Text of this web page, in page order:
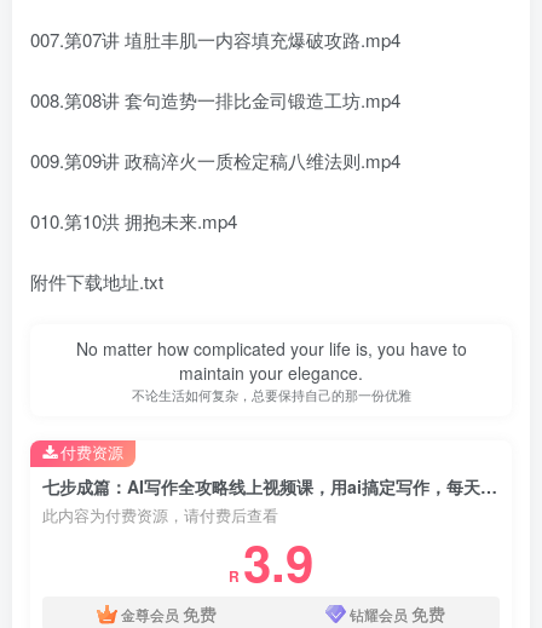
007.第07讲 埴肚丰肌一内容填充爆破攻路.mp4
008.第08讲 套句造势一排比金司锻造工坊.mp4
009.第09讲 政稿淬火一质检定稿八维法则.mp4
010.第10洪 拥抱未来.mp4
附件下载地址.txt
No matter how complicated your life is, you have to
maintain your elegance.
不论生活如何复杂，总要保持自己的那一份优雅
七步成篇：AI写作全攻略线上视频课，用ai搞定写作，每天早下班2小时
此内容为付费资源，请付费后查看
R 3.9
金尊会员 免费 钻耀会员 免费
付费资源